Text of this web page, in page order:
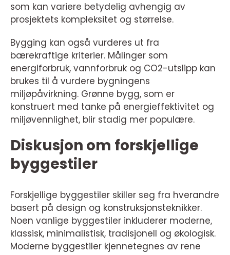
som kan variere betydelig avhengig av
prosjektets kompleksitet og størrelse.
Bygging kan også vurderes ut fra
bærekraftige kriterier. Målinger som
energiforbruk, vannforbruk og CO2-utslipp kan
brukes til å vurdere bygningens
miljøpåvirkning. Grønne bygg, som er
konstruert med tanke på energieffektivitet og
miljøvennlighet, blir stadig mer populære.
Diskusjon om forskjellige
byggestiler
Forskjellige byggestiler skiller seg fra hverandre
basert på design og konstruksjonsteknikker.
Noen vanlige byggestiler inkluderer moderne,
klassisk, minimalistisk, tradisjonell og økologisk.
Moderne byggestiler kjennetegnes av rene